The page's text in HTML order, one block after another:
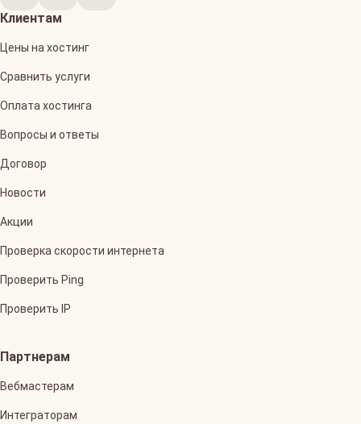
Клиентам
Цены на хостинг
Сравнить услуги
Оплата хостинга
Вопросы и ответы
Договор
Новости
Акции
Проверка скорости интернета
Проверить Ping
Проверить IP
Партнерам
Вебмастерам
Интеграторам